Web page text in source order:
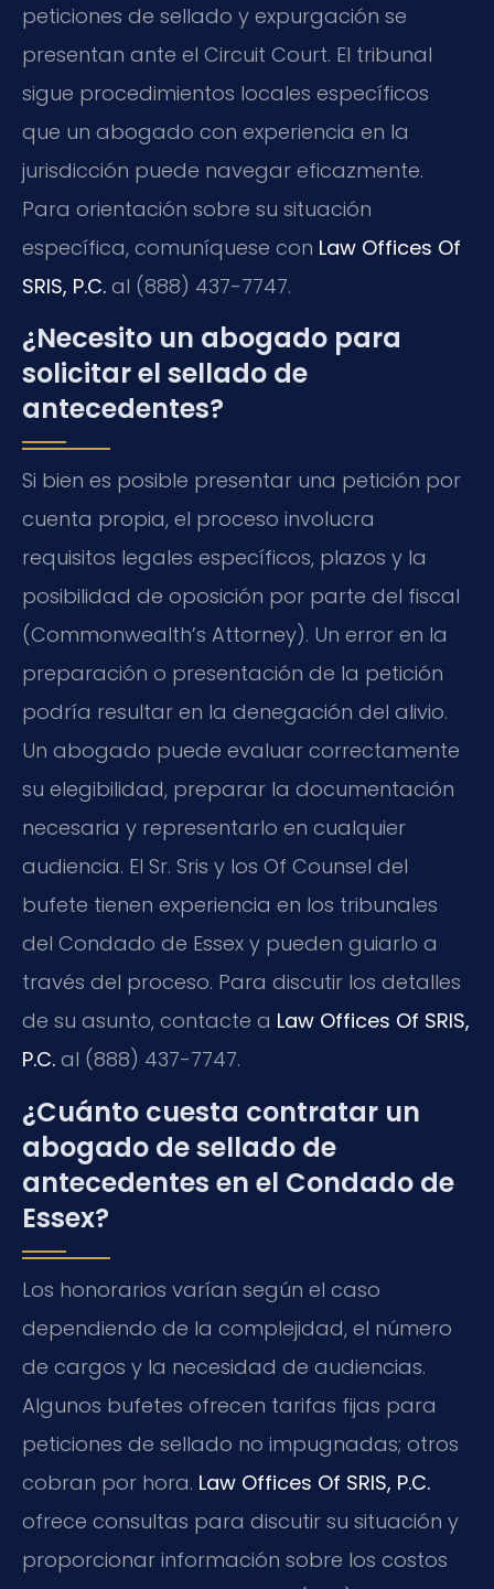
peticiones de sellado y expurgación se
presentan ante el Circuit Court. El tribunal
sigue procedimientos locales específicos
que un abogado con experiencia en la
jurisdicción puede navegar eficazmente.
Para orientación sobre su situación
específica, comuníquese con Law Offices Of
SRIS, P.C. al (888) 437-7747.
¿Necesito un abogado para
solicitar el sellado de
antecedentes?
Si bien es posible presentar una petición por
cuenta propia, el proceso involucra
requisitos legales específicos, plazos y la
posibilidad de oposición por parte del fiscal
(Commonwealth’s Attorney). Un error en la
preparación o presentación de la petición
podría resultar en la denegación del alivio.
Un abogado puede evaluar correctamente
su elegibilidad, preparar la documentación
necesaria y representarlo en cualquier
audiencia. El Sr. Sris y los Of Counsel del
bufete tienen experiencia en los tribunales
del Condado de Essex y pueden guiarlo a
través del proceso. Para discutir los detalles
de su asunto, contacte a Law Offices Of SRIS,
P.C. al (888) 437-7747.
¿Cuánto cuesta contratar un
abogado de sellado de
antecedentes en el Condado de
Essex?
Los honorarios varían según el caso
dependiendo de la complejidad, el número
de cargos y la necesidad de audiencias.
Algunos bufetes ofrecen tarifas fijas para
peticiones de sellado no impugnadas; otros
cobran por hora. Law Offices Of SRIS, P.C.
ofrece consultas para discutir su situación y
proporcionar información sobre los costos